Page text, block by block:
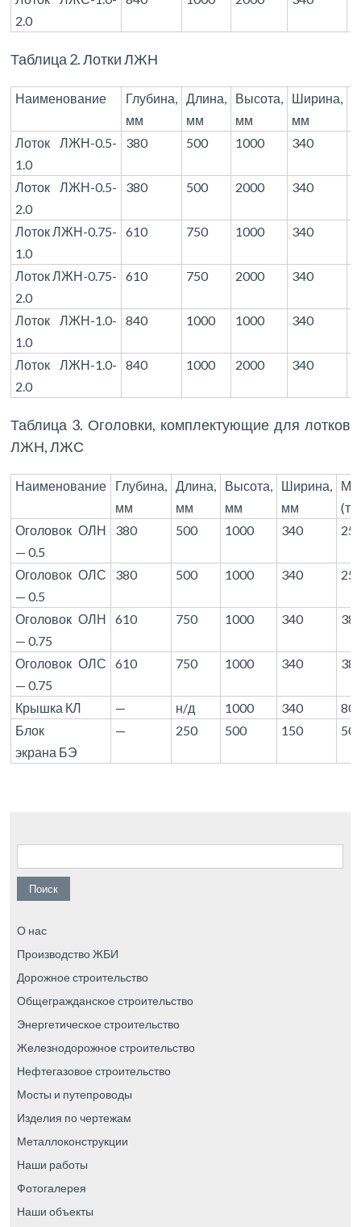
2.0
Таблица 2. Лотки ЛЖН
Наименование
Глубина,
мм
Длина,
мм
Высота,
мм
Ширина,
мм
Лоток ЛЖН-0.5-
1.0
380 500 1000 340
Лоток ЛЖН-0.5-
2.0
380 500 2000 340
Лоток ЛЖН-0.75-
1.0
610 750 1000 340
Лоток ЛЖН-0.75-
2.0
610 750 2000 340
Лоток ЛЖН-1.0-
1.0
840 1000 1000 340
Лоток ЛЖН-1.0-
2.0
840 1000 2000 340
Таблица 3. Оголовки, комплектующие для лотков
ЛЖН, ЛЖС
Наименование
Глубина,
мм
Длина,
мм
Высота,
мм
Ширина,
мм
(т.)
Оголовок ОЛН
— 0.5
380 500 1000 340
Оголовок ОЛС
— 0.5
380 500 1000 340
Оголовок ОЛН
— 0.75
610 750 1000 340
Оголовок ОЛС
— 0.75
610 750 1000 340
Крышка КЛ — н/д 1000 340
80
Блок
экрана БЭ
— 250 500 150 50
Найти:
О нас
Производство ЖБИ
Дорожное строительство
Общегражданское строительство
Энергетическое строительство
Железнодорожное строительство
Нефтегазовое строительство
Мосты и путепроводы
Изделия по чертежам
Металлоконструкции
Наши работы
Фотогалерея
Наши объекты